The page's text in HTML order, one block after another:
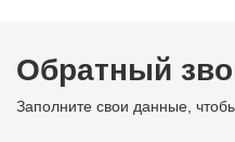
Обратный
Заполните свои данные,